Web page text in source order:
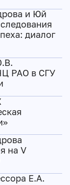
и Юй
диалог
РАО в СГУ
на V
Е.А.